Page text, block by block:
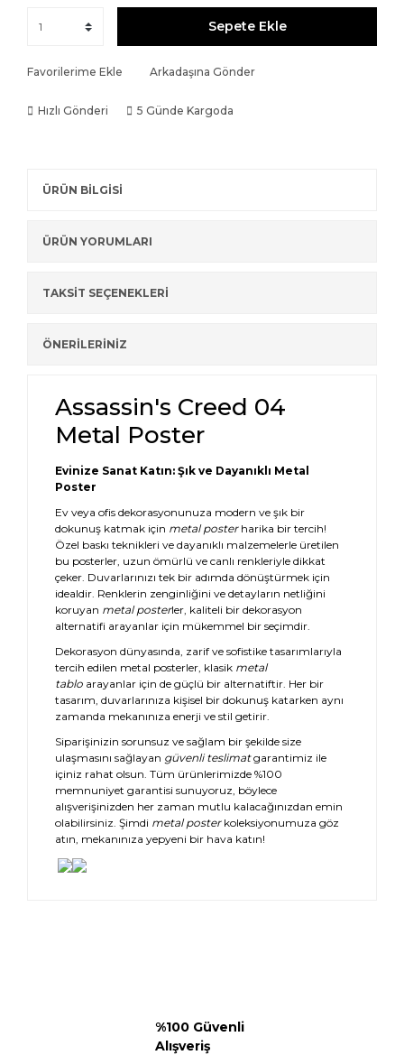
Sepete Ekle
Favorilerime Ekle Arkadaşına Gönder
Hızlı Gönderi 5 Günde Kargoda
ÜRÜN BİLGİSİ
ÜRÜN YORUMLARI
TAKSİT SEÇENEKLERİ
ÖNERİLERİNİZ
Assassin's Creed 04
Metal Poster
Evinize Sanat Katın: Şık ve Dayanıklı Metal
Poster
Ev veya ofis dekorasyonunuza modern ve şık bir
dokunuş katmak için metal posterharika bir tercih!
Özel baskı teknikleri ve dayanıklı malzemelerle üretilen
bu posterler, uzun ömürlü ve canlı renkleriyle dikkat
çeker. Duvarlarınızı tek bir adımda dönüştürmek için
idealdir. Renklerin zenginliğini ve detayların netliğini
koruyan metal posterler, kaliteli bir dekorasyon
alternatifi arayanlar için mükemmel bir seçimdir.
Dekorasyon dünyasında, zarif ve sofistike tasarımlarıyla
tercih edilen metal posterler, klasik metal
tablo arayanlar için de güçlü bir alternatiftir. Her bir
tasarım, duvarlarınıza kişisel bir dokunuş katarken aynı
zamanda mekanınıza enerji ve stil getirir.
Siparişinizin sorunsuz ve sağlam bir şekilde size
ulaşmasını sağlayan güvenli teslimatgarantimiz ile
içiniz rahat olsun. Tüm ürünlerimizde %100
memnuniyet garantisi sunuyoruz, böylece
alışverişinizden her zaman mutlu kalacağınızdan emin
olabilirsiniz. Şimdi metal posterkoleksiyonumuza göz
atın, mekanınıza yepyeni bir hava katın!
%100 Güvenli
Alışveriş